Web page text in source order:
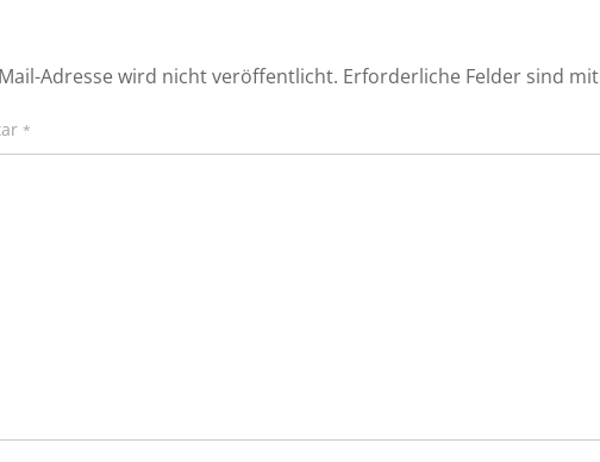
Adresse wird nicht veröffentlicht. Erforderliche Felder sind mit
*